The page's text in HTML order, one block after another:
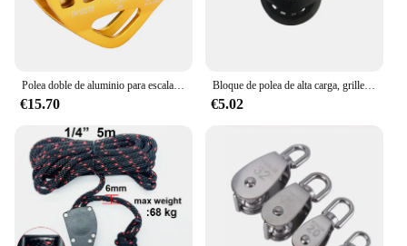
Polea doble de aluminio para escalada, equipo de rodamiento de carga grande, 30KN
€15.70
Bloque de polea de alta carga, grillete giratorio de una sola polea Universal, velero, bloque de rodamiento liso, cuerda, corredor, accesorios para barcos
€5.02